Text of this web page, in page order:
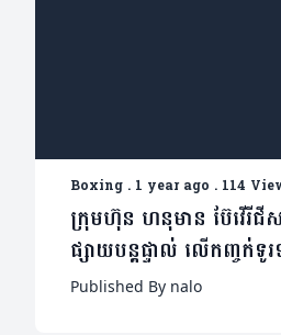
Boxing . 1 year ago . 114
ក្រុមហ៊ុន ហនុមាន ប៊ែវើរីជីស
ផ្សាយបន្តផ្ទាល់ លើកញ្ចក់
មាសHDTV និងរស្មីហង្សមាស HDTV
Published By nalo